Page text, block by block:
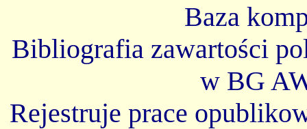
Baza
Bibliografia zawartości
w BG
Rejestruje prace